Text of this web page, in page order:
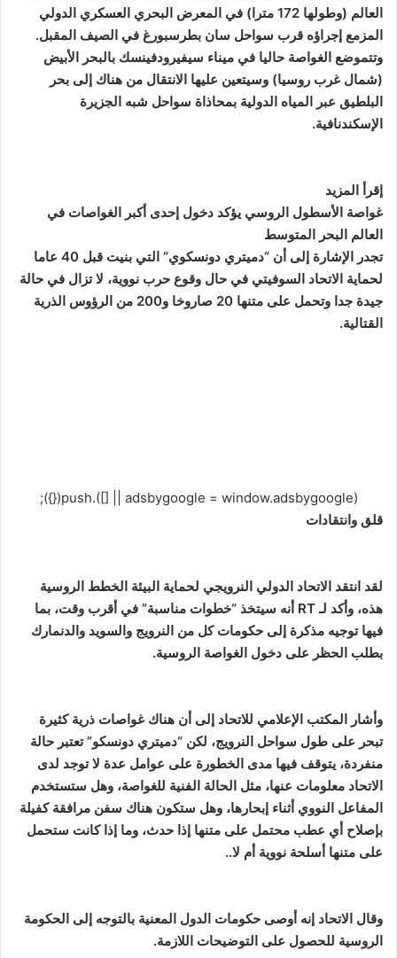
العالم (وطولها 172 مترا) في المعرض البحري العسكري الدولي
المزمع إجراؤه قرب سواحل سان بطرسبورغ في الصيف المقبل.
وتتموضع الغواصة حاليا في ميناء سيفيرودفينسك بالبحر الأبيض
(شمال غرب روسيا) وسيتعين عليها الانتقال من هناك إلى بحر
البلطيق عبر المياه الدولية بمحاذاة سواحل شبه الجزيرة
الإسكندنافية.
إقرأ المزيد
غواصة الأسطول الروسي يؤكد دخول إحدى أكبر الغواصات في
العالم البحر المتوسط
تجدر الإشارة إلى أن “دميتري دونسكوي” التي بنيت قبل 40 عاما
لحماية الاتحاد السوفيتي في حال وقوع حرب نووية، لا تزال في حالة
جيدة جدا وتحمل على متنها 20 صاروخا و200 من الرؤوس الذرية
القتالية.
(adsbygoogle = window.adsbygoogle || []).push({});
قلق وانتقادات
لقد انتقد الاتحاد الدولي النرويجي لحماية البيئة الخطط الروسية
هذه، وأكد لـ RT أنه سيتخذ “خطوات مناسبة” في أقرب وقت، بما
فيها توجيه مذكرة إلى حكومات كل من النرويج والسويد والدنمارك
بطلب الحظر على دخول الغواصة الروسية.
وأشار المكتب الإعلامي للاتحاد إلى أن هناك غواصات ذرية كثيرة
تبحر على طول سواحل النرويج، لكن “دميتري دونسكو” تعتبر حالة
منفردة، يتوقف فيها مدى الخطورة على عوامل عدة لا توجد لدى
الاتحاد معلومات عنها، مثل الحالة الفنية للغواصة، وهل ستستخدم
المفاعل النووي أثناء إبحارها، وهل ستكون هناك سفن مرافقة كفيلة
بإصلاح أي عطب محتمل على متنها إذا حدث، وما إذا كانت ستحمل
على متنها أسلحة نووية أم لا..
وقال الاتحاد إنه أوصى حكومات الدول المعنية بالتوجه إلى الحكومة
الروسية للحصول على التوضيحات اللازمة.